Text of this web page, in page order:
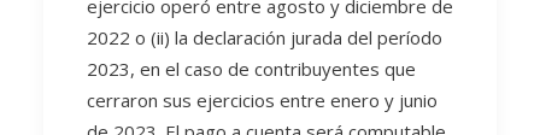
ejercicio operó entre agosto y diciembre de
2022 o (ii) la declaración jurada del período
2023, en el caso de contribuyentes que
cerraron sus ejercicios entre enero y junio